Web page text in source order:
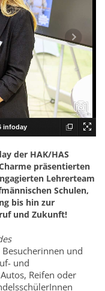
infoday
der HAK/HAS
präsentierten
Lehrerteam
Schulen,
bis hin zur
und Zukunft!
und
und
Reifen oder